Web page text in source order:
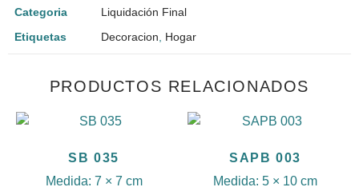
Categoria
Liquidación Final
Etiquetas
Decoracion Hogar
PRODUCTOS RELACIONADOS
SB 035
Medida: 7 × 7 cm
SAPB 003
Medida: 5 × 10 cm